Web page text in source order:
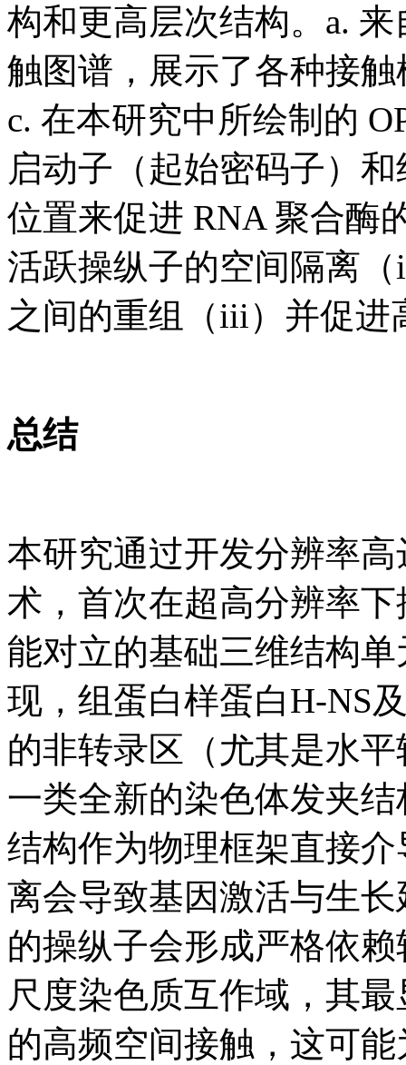
构和更高层次结构。a.
触图谱，展示了各种接
c. 在本研究中所绘制的
启动子（起始密码子）
位置来促进 RNA 聚合酶
活跃操纵子的空间隔离
之间的重组（iii）并促
总结
本研究通过开发分辨率
术，首次在超高分辨率
能对立的基础三维结构
现，组蛋白样蛋白H-NS
的非转录区（尤其是水
一类全新的染色体发夹
结构作为物理框架直接
离会导致基因激活与生
的操纵子会形成严格依
尺度染色质互作域，其
的高频空间接触，这可